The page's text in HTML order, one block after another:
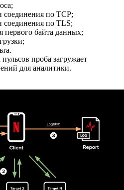
соединения по TCP;
соединения по TLS;
первого байта данных;
проба загружает
для аналитики.